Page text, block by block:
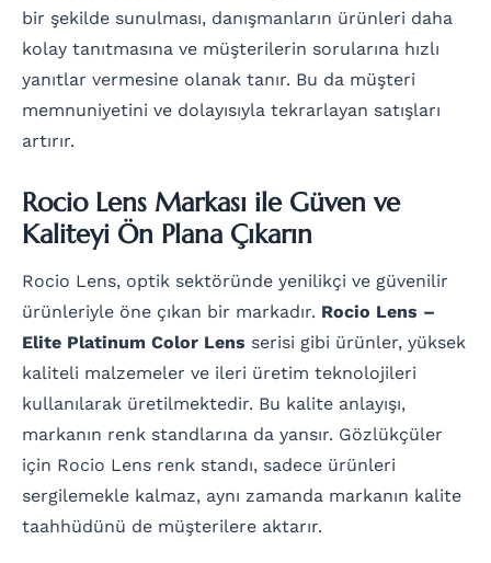
bir şekilde sunulması, danışmanların ürünleri daha
kolay tanıtmasına ve müşterilerin sorularına hızlı
yanıtlar vermesine olanak tanır. Bu da müşteri
memnuniyetini ve dolayısıyla tekrarlayan satışları
artırır.
Rocio Lens Markası ile Güven ve
Kaliteyi Ön Plana Çıkarın
Rocio Lens, optik sektöründe yenilikçi ve güvenilir
ürünleriyle öne çıkan bir markadır. Rocio Lens –
Elite Platinum Color Lens serisi gibi ürünler, yüksek
kaliteli malzemeler ve ileri üretim teknolojileri
kullanılarak üretilmektedir. Bu kalite anlayışı,
markanın renk standlarına da yansır. Gözlükçüler
için Rocio Lens renk standı, sadece ürünleri
sergilemekle kalmaz, aynı zamanda markanın kalite
taahhüdünü de müşterilere aktarır.